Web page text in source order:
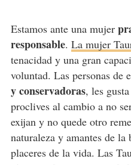
Estamos ante una mujer
responsable. La mujer
tenacidad y una gran
voluntad. Las personas de
y conservadoras, les
proclives al cambio a no
exijan y no quede otro
naturaleza y amantes de
placeres de la vida. Las